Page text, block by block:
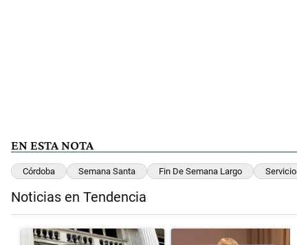
EN ESTA NOTA
Córdoba Semana Santa Fin De Semana Largo Servicios
Noticias en Tendencia
Un artículo de tendencia con el título "Las reservas del Banco
Un artículo de tendencia con el